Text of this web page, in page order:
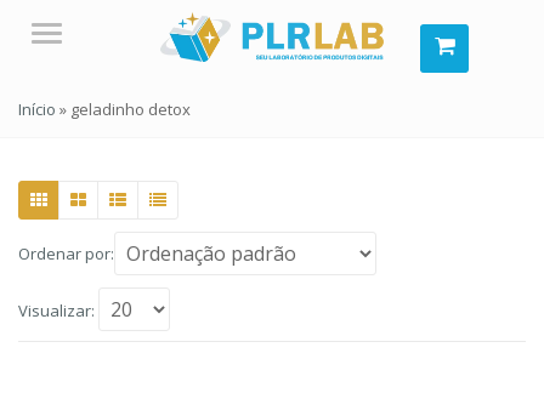
Menu
Início » geladinho detox
Ordenar por:
Visualizar: